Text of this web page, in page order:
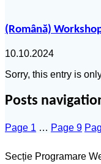
(Română)
10.10.2024
Sorry, this entry is
Posts
Page 1 … Page 9
Secție Programare